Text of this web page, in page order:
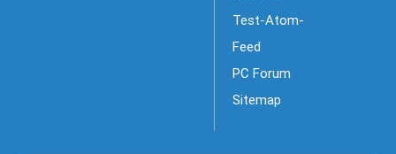
Test-Atom-
Feed
PC Forum
Sitemap